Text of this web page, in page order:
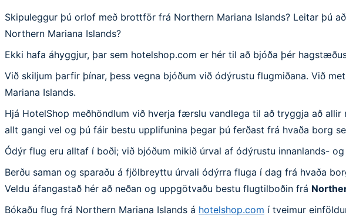
Skipuleggur þú orlof með brottför frá Northern Mariana Islands? Leitar þú
Northern Mariana Islands?
Ekki hafa áhyggjur, þar sem hotelshop.com er hér til að bjóða þér
Við skiljum þarfir þínar, þess vegna bjóðum við ódýrustu flugmiðana. Við
Mariana Islands.
Hjá HotelShop meðhöndlum við hverja færslu vandlega til að tryggja að
allt gangi vel og þú fáir bestu upplifunina þegar þú ferðast frá hvaða borg
Ódýr flug eru alltaf í boði; við bjóðum mikið úrval af ódýrustu innanlands-
Berðu saman og sparaðu á fjölbreyttu úrvali ódýrra fluga í dag frá hvaða
Veldu áfangastað hér að neðan og uppgötvaðu bestu flugtilboðin frá
Bókaðu flug frá Northern Mariana Islands á hotelshop.com í tveimur